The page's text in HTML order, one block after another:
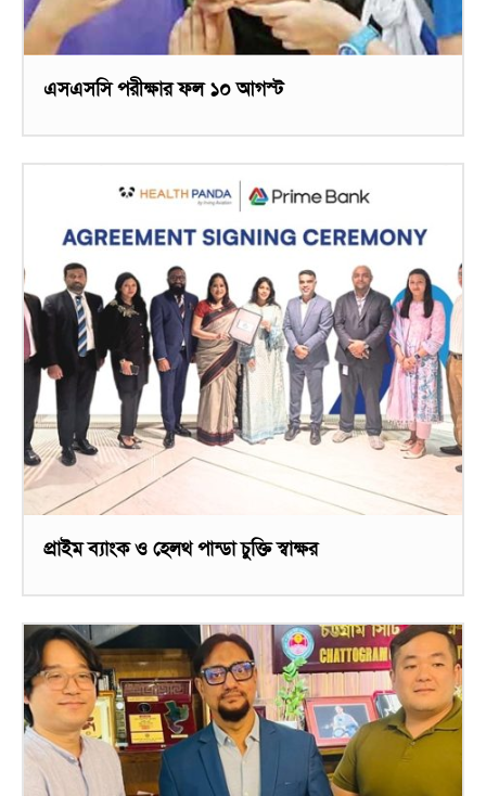
এসএসসি পরীক্ষার ফল ১০ আগস্ট
প্রাইম ব্যাংক ও হেলথ পান্ডা চুক্তি স্বাক্ষর